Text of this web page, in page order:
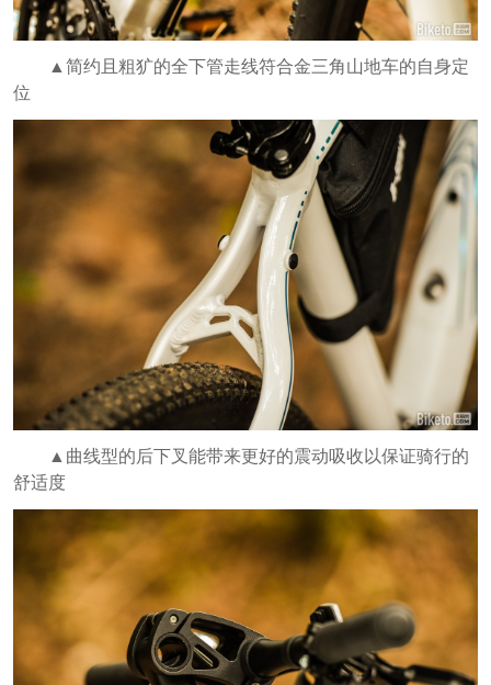
▲简约且粗犷的全下管走线符合金三角山地车的自身定
位
▲曲线型的后下叉能带来更好的震动吸收以保证骑行的
舒适度